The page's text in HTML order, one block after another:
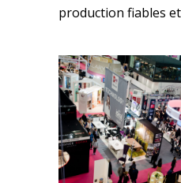
production fiables